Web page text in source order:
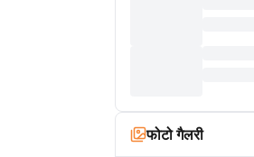
फोटो गैलरी